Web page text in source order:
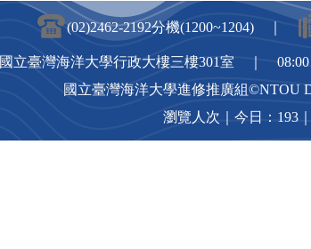
(02)2462-2192分機(1200~1204) ｜
國立臺灣海洋大學行政大樓三樓301室 ｜
國立臺灣海洋大學進修推廣組©NTOU
瀏覽人次｜ 今日：193